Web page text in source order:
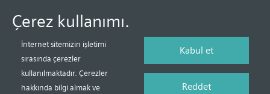
Çerez kullanımı.
İnternet sitemizin işletimi
sırasında çerezler
kullanılmaktadır. Çerezler
hakkında bilgi almak ve
Kabul et
Reddet